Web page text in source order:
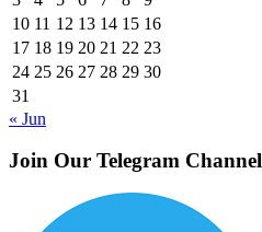
10 11 12 13 14 15 16
17 18 19 20 21 22 23
24 25 26 27 28 29 30
31
« Jun
Join Our Telegram Channel